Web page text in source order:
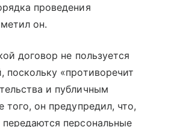
проведения
он.
договор не пользуется
поскольку «противоречит
и публичным
того, он предупредил, что,
персональные